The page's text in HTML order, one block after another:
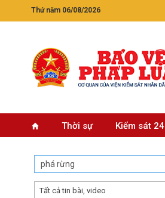
Thứ năm 06/08/2026
Thời sự Kiểm sát
Tất cả tin bài, video